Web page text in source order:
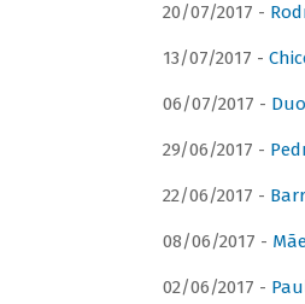
20/07/2017 -
13/07/2017 -
06/07/2017 -
29/06/2017 -
22/06/2017 -
08/06/2017 -
02/06/2017 -